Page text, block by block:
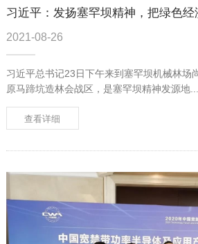
习近平：发扬塞罕坝精神，把绿色
2021-08-26
习近平总书记23日下午来到塞罕坝机械林场
原马蹄坑造林会战区，是塞罕坝精神发源地...
查看详细